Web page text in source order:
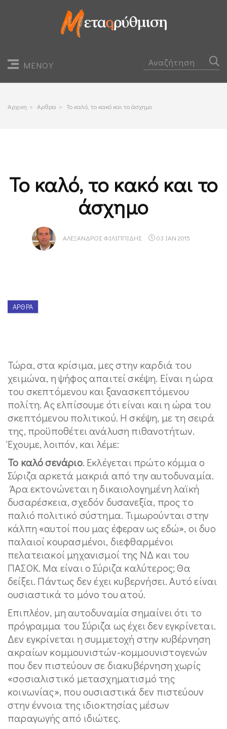
ΜΕΝΟΥ
Αρχικη > Αρθρα > Το καλό, το κακό και το άσχημο
Το καλό, το κακό και το
άσχημο
ΑΛΈΞΑΝΔΡΟΣ ΦΙΛΙΠΠΊΔΗΣ 03 ΙΑΝ 2015
ΆΡΘΡΑ
Τώρα, στα κρίσιμα, μες στην καρδιά του
χειμώνα, η ψήφος απαιτεί σκέψη. Είναι η ώρα
του σκεπτόμενου και ξανασκεπτόμενου
πολίτη. Ας ελπίσουμε ότι είναι και η ώρα του
σκεπτόμενου πολιτικού. Η σκέψη, με τη σειρά
της, προϋποθέτει ανάλυση πιθανοτήτων.
Έχουμε, λοιπόν, και λέμε:
Το καλό σενάριο. Εκλέγεται πρώτο κόμμα ο
Σύριζα αρκετά μακριά από την αυτοδυναμία.
Άρα εκτονώνεται η δικαιολογημένη λαϊκή
δυσαρέσκεια, σχεδόν δυσανεξία, προς το
παλιό πολιτικό σύστημα. Τιμωρούνται στην
κάλπη «αυτοί που μας έφεραν ως εδώ», οι δυο
παλαιοί κουρασμένοι, διεφθαρμένοι
πελατειακοί μηχανισμοί της ΝΔ και του
ΠΑΣΟΚ. Μα είναι ο Σύριζα καλύτερος; Θα
δείξει. Πάντως δεν έχει κυβερνήσει. Αυτό είναι
ουσιαστικά το μόνο του ατού.
Επιπλέον, μη αυτοδυναμία σημαίνει ότι το
πρόγραμμα του Σύριζα ως έχει δεν εγκρίνεται.
Δεν εγκρίνεται η συμμετοχή στην κυβέρνηση
ακραίων κομμουνιστών-κομμουνιστογενών
που δεν πιστεύουν σε διακυβέρνηση χωρίς
«σοσιαλιστικό μετασχηματισμό της
κοινωνίας», που ουσιαστικά δεν πιστεύουν
στην έννοια της ιδιοκτησίας μέσων
παραγωγής από ιδιώτες.